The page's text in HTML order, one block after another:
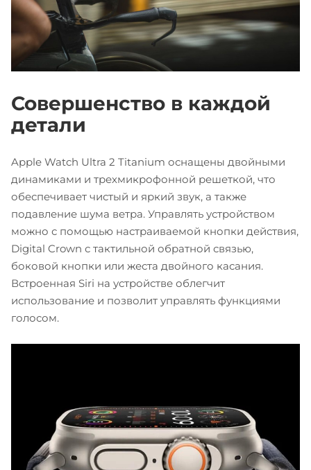
Совершенство в каждой
детали
Apple Watch Ultra 2 Titanium оснащены двойными
динамиками и трехмикрофонной решеткой, что
обеспечивает чистый и яркий звук, а также
подавление шума ветра. Управлять устройством
можно с помощью настраиваемой кнопки действия,
Digital Crown с тактильной обратной связью,
боковой кнопки или жеста двойного касания.
Встроенная Siri на устройстве облегчит
использование и позволит управлять функциями
голосом.